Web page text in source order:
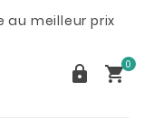
au meilleur prix
 0